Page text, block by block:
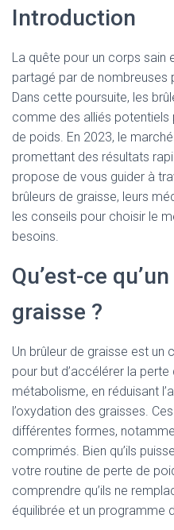
Introduction
La quête pour un corps sain
partagé par de nombreuses
Dans cette poursuite, les
comme des alliés
de poids. En 2023, le
promettant des résultats
propose de vous guider à
brûleurs de graisse, leurs
les conseils pour choisir le
besoins.
Qu’est-ce
graisse ?
Un brûleur de graisse est
pour but d’accélérer la
métabolisme, en réduisant
l’oxydation des graisses.
différentes formes,
comprimés. Bien qu’ils
votre routine de perte de
comprendre qu’ils ne
équilibrée et un programme